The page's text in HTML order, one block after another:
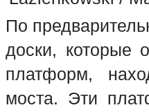
По
доски, которые
платформ,
моста. Эти